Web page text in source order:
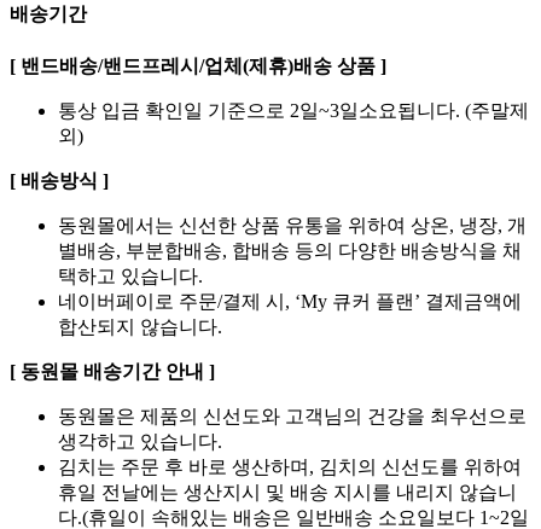
배송기간
[ 밴드배송/밴드프레시/업체(제휴)배송 상품 ]
통상 입금 확인일 기준으로 2일~3일소요됩니다. (주말제
외)
[ 배송방식 ]
동원몰에서는 신선한 상품 유통을 위하여 상온, 냉장, 개
별배송, 부분합배송, 합배송 등의 다양한 배송방식을 채
택하고 있습니다.
네이버페이로 주문/결제 시, ‘My 큐커 플랜’ 결제금액에
합산되지 않습니다.
[ 동원몰 배송기간 안내 ]
동원몰은 제품의 신선도와 고객님의 건강을 최우선으로
생각하고 있습니다.
김치는 주문 후 바로 생산하며, 김치의 신선도를 위하여
휴일 전날에는 생산지시 및 배송 지시를 내리지 않습니
다.(휴일이 속해있는 배송은 일반배송 소요일보다 1~2일